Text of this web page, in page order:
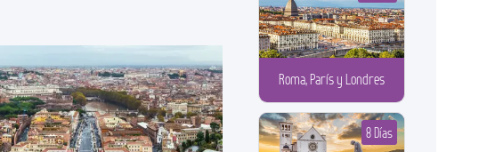
Roma, París y Londres
8 Días